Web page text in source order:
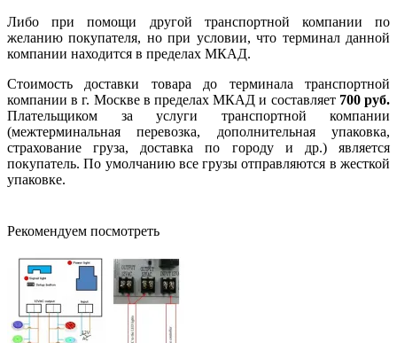
Либо при помощи другой транспортной компании по
желанию покупателя, но при условии, что терминал данной
компании находится в пределах МКАД.
Стоимость доставки товара до терминала транспортной
компании в г. Москве в пределах МКАД и составляет 700 руб.
Плательщиком за услуги транспортной компании
(межтерминальная перевозка, дополнительная упаковка,
страхование груза, доставка по городу и др.) является
покупатель. По умолчанию все грузы отправляются в жесткой
упаковке.
Рекомендуем посмотреть